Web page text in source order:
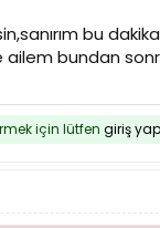
bu
ailem bundan
için lütfen giriş